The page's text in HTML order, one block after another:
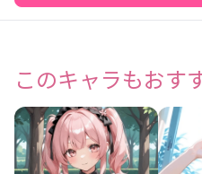
このキャラもおす